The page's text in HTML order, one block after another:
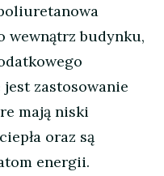
wewnątrz budynku,
jest zastosowanie
mają niski
oraz są
energii.